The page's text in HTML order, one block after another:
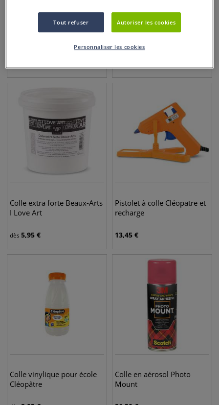
Rouleau kraft gommé
Recharge de colle pour
modèle O'Color
Colle extra forte Beaux-Arts
I Love Art
dès 5,95 €
Pistolet à colle Cléopatre et
recharge
13,45 €
Colle vinylique pour école
Cléopâtre
Colle en aérosol Photo
Mount
Tout refuser Autoriser les cookies
Personnaliser les cookies